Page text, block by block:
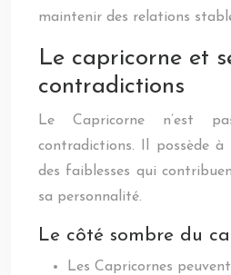
maintenir des relations
Le capricorne et
contradictions
Le Capricorne n’est
contradictions. Il possède
des faiblesses qui
sa personnalité.
Le côté sombre du
Les Capricornes